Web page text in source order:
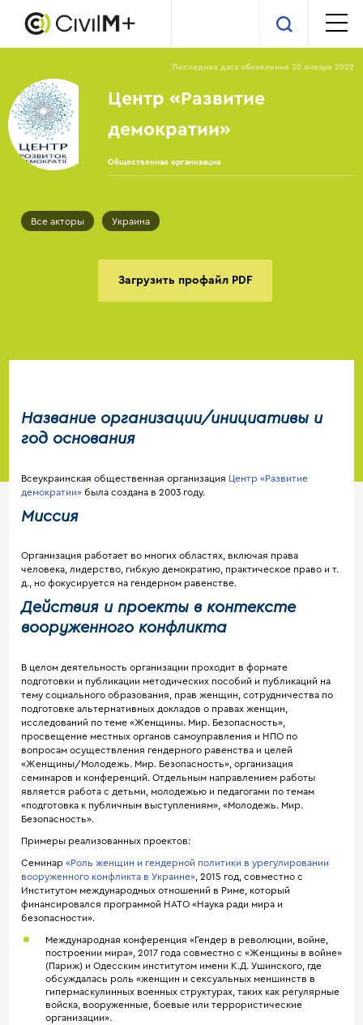
Последняя дата обновления 30 января 2022
Центр «Развитие
демократии»
Общественная организация
Все акторы Украина
Загрузить профайл PDF
Название организации/инициативы и
год основания
Всеукраинская общественная организация Центр «Развитие
демократии» была создана в 2003 году.
Миссия
Организация работает во многих областях, включая права
человека, лидерство, гибкую демократию, практическое право и т.
д., но фокусируется на гендерном равенстве.
Действия и проекты в контексте
вооруженного конфликта
В целом деятельность организации проходит в формате
подготовки и публикации методических пособий и публикаций на
тему социального образования, прав женщин, сотрудничества по
подготовке альтернативных докладов о правах женщин,
исследований по теме «Женщины. Мир. Безопасность»,
просвещение местных органов самоуправления и НПО по
вопросам осуществления гендерного равенства и целей
«Женщины/Молодежь. Мир. Безопасность», организация
семинаров и конференций. Отдельным направлением работы
является работа с детьми, молодежью и педагогами по темам
«подготовка к публичным выступлениям», «Молодежь. Мир.
Безопасность».
Примеры реализованных проектов:
Семинар «Роль женщин и гендерной политики в урегулировании
вооруженного конфликта в Украине» , 2015 год, совместно с
Институтом международных отношений в Риме, который
финансировался программой НАТО «Наука ради мира и
безопасности».
Международная конференция «Гендер в революции, войне,
построении мира», 2017 года совместно с «Женщины в войне»
(Париж) и Одесским институтом имени К.Д. Ушинского, где
обсуждалась роль «женщин и сексуальных меншинств в
гипермаскулинных военных структурах, таких как регулярные
войска, вооруженные, боевые или террористические
организации».